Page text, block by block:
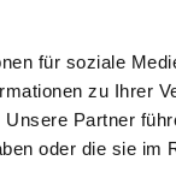
für soziale
zu Ihrer
Partner
oder die sie im
this